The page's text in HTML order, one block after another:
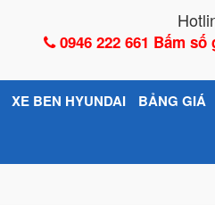
0946 222 661 Bấm
XE BEN HYUNDAI BẢNG GIÁ